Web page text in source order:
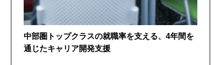
中部圏トップクラスの就職率を支える、4年間を
通じたキャリア開発支援